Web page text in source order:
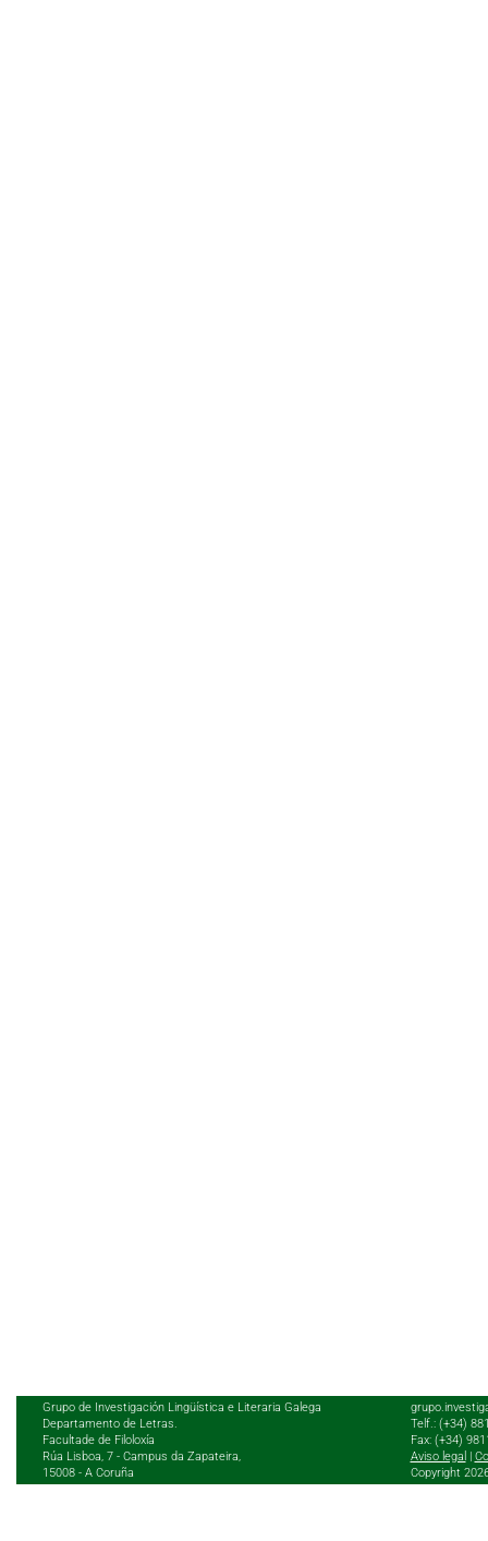
Grupo de Investigación Lingüística e Literaria Galega
Departamento de Letras.
Facultade de Filoloxía
Rúa Lisboa, 7 - Campus da Zapateira,
15008 - A Coruña
Telf.: (+34)
Fax: (+34)
Aviso legal
Copyright